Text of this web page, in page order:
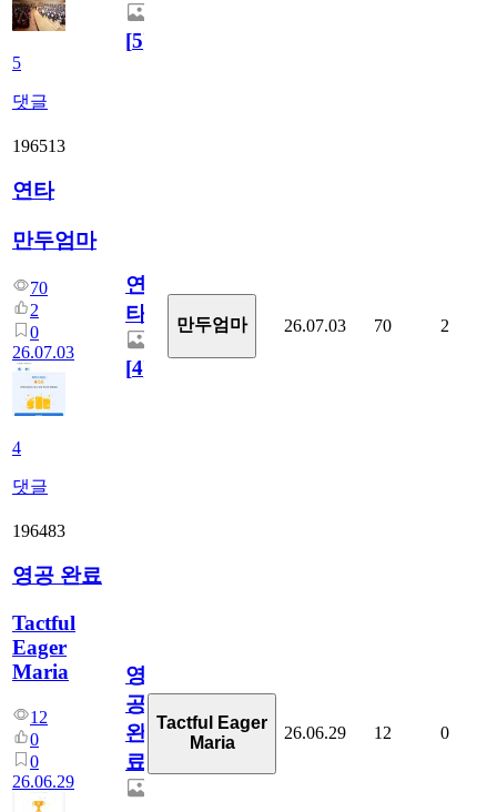
5
댓글
[5]
196513
연타
만두엄마
70
2
0
26.07.03
4
댓글
연
타
[4]
만두엄마 26.07.03 70 2
196483
영공 완료
Tactful
Eager
Maria
12
0
0
26.06.29
영
공
완
료
Tactful Eager
Maria
26.06.29 12 0